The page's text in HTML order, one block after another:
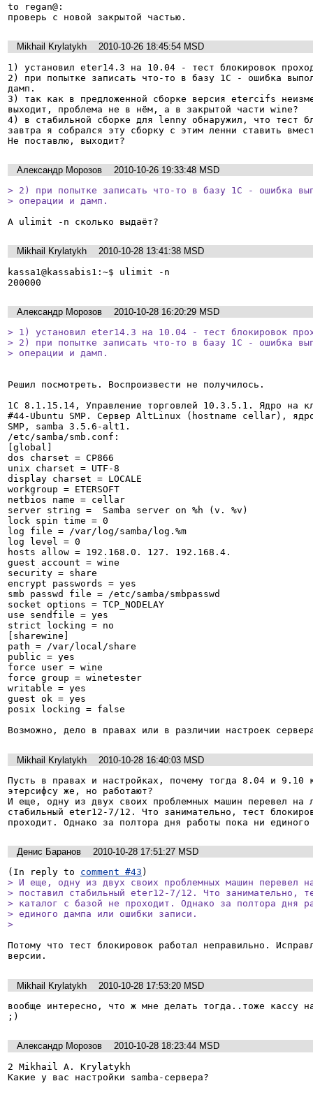
to regan@:
проверь с новой закрытой частью.
Mikhail Krylatykh
2010-10-26 18:45:54 MSD
1) установил eter14.3 на 10.04 - тест блокировок
2) при попытке записать что-то в базу 1С - ошибка
дамп.
3) так как в предложенной сборке версия etercifs
выходит, проблема не в нём, а в закрытой части wine?
4) в стабильной сборке для lenny обнаружил, что тест
завтра я собрался эту сборку с этим ленни ставить
Не поставлю, выходит?
Александр Морозов
2010-10-26 19:33:48 MSD
> 2) при попытке записать что-то в базу 1С - ошибка
> операции и дамп.
Mikhail Krylatykh
2010-10-28 13:41:38 MSD
kassa1@kassabis1:~$ ulimit -n
200000
Александр Морозов
2010-10-28 16:20:29 MSD
> 1) установил eter14.3 на 10.04 - тест блокировок
> 2) при попытке записать что-то в базу 1С - ошибка
> операции и дамп.
Решил посмотреть. Воспроизвести не получилось.
1C 8.1.15.14, Управление торговлей 10.3.5.1. Ядро на
#44-Ubuntu SMP. Сервер AltLinux (hostname cellar),
SMP, samba 3.5.6-alt1.
/etc/samba/smb.conf:
[global]
dos charset = CP866
unix charset = UTF-8
display charset = LOCALE
workgroup = ETERSOFT
netbios name = cellar
server string =  Samba server on %h (v. %v)
lock spin time = 0
log file = /var/log/samba/log.%m
log level = 0
hosts allow = 192.168.0. 127. 192.168.4.
guest account = wine
security = share
encrypt passwords = yes
smb passwd file = /etc/samba/smbpasswd
socket options = TCP_NODELAY
use sendfile = yes
strict locking = no
[sharewine]
path = /var/local/share
public = yes
force user = wine
force group = winetester
writable = yes
guest ok = yes
posix locking = false
Mikhail Krylatykh
2010-10-28 16:40:03 MSD
Пусть в правах и настройках, почему тогда 8.04 и 9.10
этерсифсу же, но работают?
И еще, одну из двух своих проблемных машин перевел на
стабильный eter12-7/12. Что занимательно, тест
проходит. Однако за полтора дня работы пока ни
Денис Баранов
2010-10-28 17:51:27 MSD
(In reply to comment #43
> И еще, одну из двух своих проблемных машин перевел
> поставил стабильный eter12-7/12. Что занимательно,
> каталог с базой не проходит. Однако за полтора дня
> единого дампа или ошибки записи.
>
Потому что тест блокировок работал неправильно.
Mikhail Krylatykh
2010-10-28 17:53:20 MSD
вообще интересно, что ж мне делать тогда..тоже кассу
;)
Александр Морозов
2010-10-28 18:23:44 MSD
2 Mikhail A. Krylatykh